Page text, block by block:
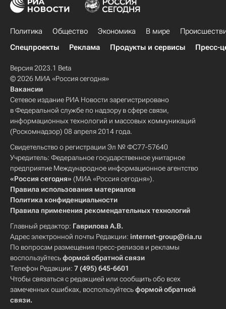
Политика Общество Экономика В мире
Спецпроекты
Реклама Продукты и сервисы Пресс-
Версия 2023.1 Beta
© 2026 МИА «Россия сегодня»
Вакансии
Сетевое издание РИА Новости зарегистрировано
в Федеральной службе по надзору в сфере связи,
информационных технологий и массовых коммуникаций
(Роскомнадзор) 08 апреля 2014 года.
Свидетельство о регистрации Эл № ФС77-57640
Учредитель: Федеральное государственное унитарное
предприятие Международное информационное агентство
«Россия сегодня» (МИА «Россия сегодня»).
Правила использования материалов
Политика конфиденциальности
Правила применения рекомендательных технологий
Главный редактор: Гаврилова А.В.
Адрес электронной почты Редакции: internet-group@ria.ru
По вопросам размещения пресс-релизов и рекламы
воспользуйтесьформой обратной связи
Телефон Редакции: 7 (495) 645-6601
Чтобы связаться с редакцией или сообщить обо всех
замеченных ошибках, воспользуйтесьформой обратной
связи.